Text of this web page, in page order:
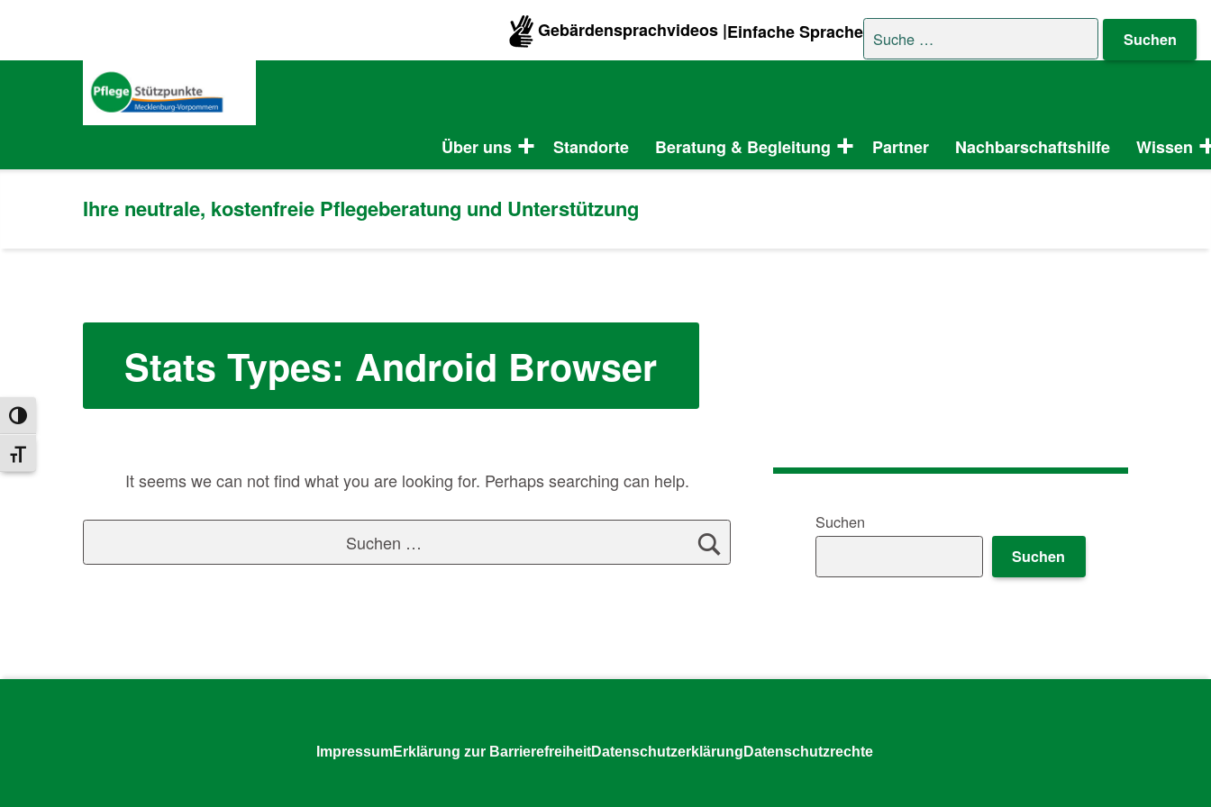
Umschalten auf hohe Kontraste
Schrift vergrößern
Gebärdensprachvideos |Einfache Sprache
Suche nach:
Über uns Standorte Beratung & Begleitung Partner Nachbarschaftshilfe Wissen
Ihre neutrale, kostenfreie Pflegeberatung und Unterstützung
Stats Types: Android Browser
It seems we can not find what you are looking for. Perhaps searching can help.
Suchen nach:
Suchen
Suchen
ImpressumErklärung zur BarrierefreiheitDatenschutzerklärungDatenschutzrechte